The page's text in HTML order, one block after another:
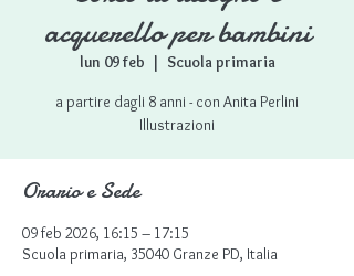
acquerello per bambini
lun 09 feb
  |
Scuola primaria
a partire dagli 8 anni - con Anita Perlini
Illustrazioni
Orario e Sede
09 feb 2026, 16:15 – 17:15
Scuola primaria, 35040 Granze PD, Italia